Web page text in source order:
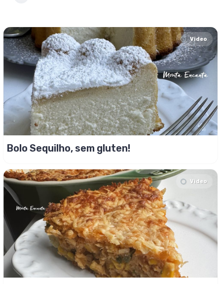
Video
Bolo Sequilho, sem gluten!
Video